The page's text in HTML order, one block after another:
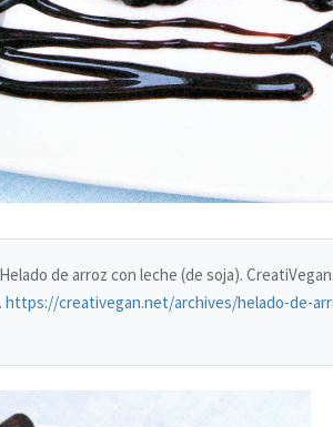
de arroz con leche (de soja).
https://creativegan.net/archives/helado-de-